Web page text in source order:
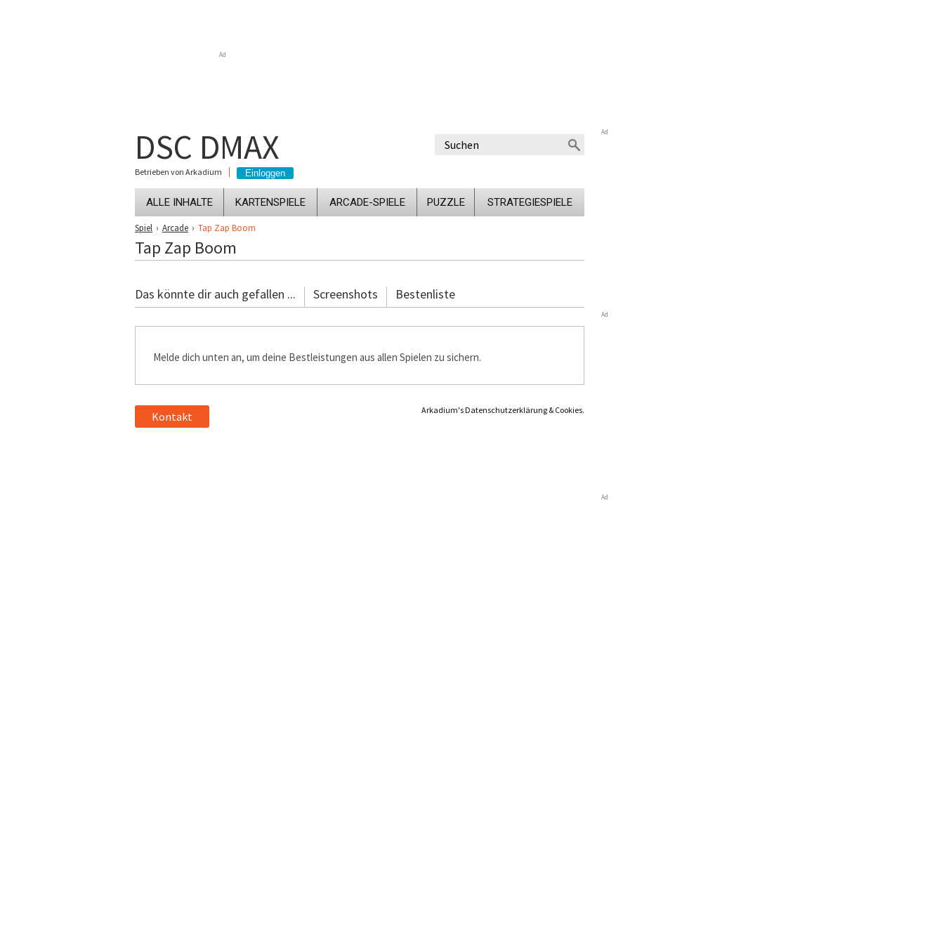
Ad
Ad
Ad
Ad
DSC DMAX
Betrieben von Arkadium
ALLE INHALTE KARTENSPIELE ARCADE-SPIELE PUZZLE STRATEGIESPIELE
Spiel › Arcade › Tap Zap Boom
Tap Zap Boom
Das könnte dir auch gefallen ... Screenshots Bestenliste
Melde dich unten an, um deine Bestleistungen aus allen Spielen zu sichern.
Arkadium's Datenschutzerklärung & Cookies.
Kontakt